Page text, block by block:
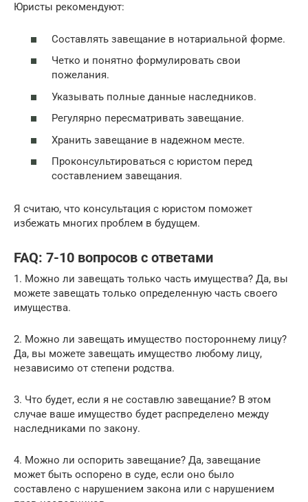
Юристы рекомендуют:
Составлять завещание в нотариальной форме.
Четко и понятно формулировать свои
пожелания.
Указывать полные данные наследников.
Регулярно пересматривать завещание.
Хранить завещание в надежном месте.
Проконсультироваться с юристом перед
составлением завещания.
Я считаю, что консультация с юристом поможет
избежать многих проблем в будущем.
FAQ: 7-10 вопросов с ответами
1. Можно ли завещать только часть имущества? Да, вы
можете завещать только определенную часть своего
имущества.
2. Можно ли завещать имущество постороннему лицу?
Да, вы можете завещать имущество любому лицу,
независимо от степени родства.
3. Что будет, если я не составлю завещание? В этом
случае ваше имущество будет распределено между
наследниками по закону.
4. Можно ли оспорить завещание? Да, завещание
может быть оспорено в суде, если оно было
составлено с нарушением закона или с нарушением